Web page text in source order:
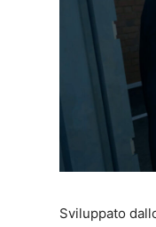
Sviluppato